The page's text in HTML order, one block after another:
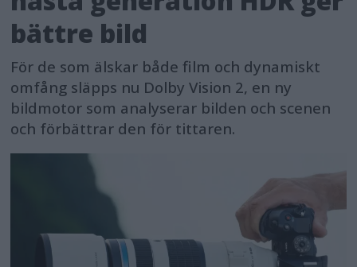
bättre bild
För de som älskar både film och dynamiskt
omfång släpps nu Dolby Vision 2, en ny
bildmotor som analyserar bilden och scenen
och förbättrar den för tittaren.